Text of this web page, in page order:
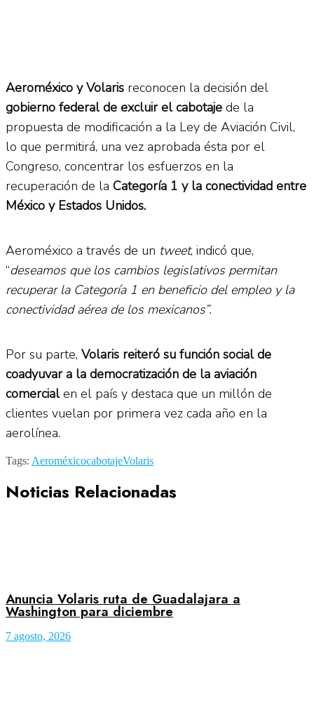
Aeroméxico y Volaris reconocen la decisión del
gobierno federal de excluir el cabotaje de la
propuesta de modificación a la Ley de Aviación Civil,
lo que permitirá, una vez aprobada ésta por el
Congreso, concentrar los esfuerzos en la
recuperación de la Categoría 1 y la conectividad entre
México y Estados Unidos.
Aeroméxico a través de un tweet, indicó que,
“deseamos que los cambios legislativos permitan
recuperar la Categoría 1 en beneficio del empleo y la
conectividad aérea de los mexicanos”.
Por su parte, Volaris reiteró su función social de
coadyuvar a la democratización de la aviación
comercialen el país y destaca que un millón de
clientes vuelan por primera vez cada año en la
aerolínea.
Tags: AeroméxicocabotajeVolaris
Noticias Relacionadas
Anuncia Volaris ruta de Guadalajara a
Washington para diciembre
7 agosto, 2026